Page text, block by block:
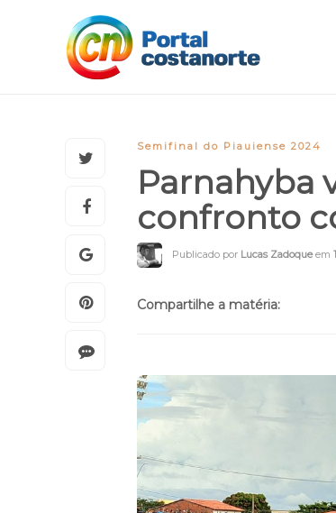
Semifinal do Piauiense 2024
Parnahyba
confronto
Publicado por Lucas Zadoqueem
Compartilhe a matéria: